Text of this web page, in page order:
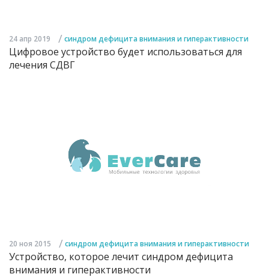
24 апр 2019 / синдром дефицита внимания и гиперактивности
Цифровое устройство будет использоваться для
лечения СДВГ
20 ноя 2015 / синдром дефицита внимания и гиперактивности
Устройство, которое лечит синдром дефицита
внимания и гиперактивности